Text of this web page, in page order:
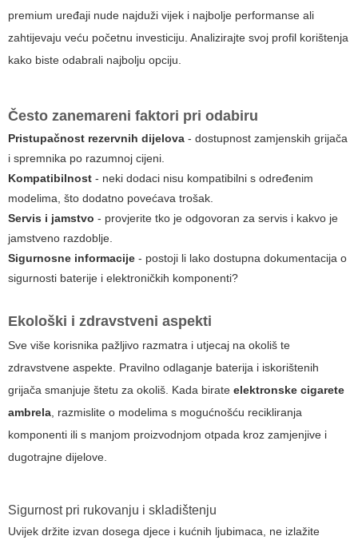
premium uređaji nude najduži vijek i najbolje performanse ali
zahtijevaju veću početnu investiciju. Analizirajte svoj profil korištenja
kako biste odabrali najbolju opciju.
Često zanemareni faktori pri odabiru
Pristupačnost rezervnih dijelova - dostupnost zamjenskih grijača
i spremnika po razumnoj cijeni.
Kompatibilnost - neki dodaci nisu kompatibilni s određenim
modelima, što dodatno povećava trošak.
Servis i jamstvo - provjerite tko je odgovoran za servis i kakvo je
jamstveno razdoblje.
Sigurnosne informacije - postoji li lako dostupna dokumentacija o
sigurnosti baterije i elektroničkih komponenti?
Ekološki i zdravstveni aspekti
Sve više korisnika pažljivo razmatra i utjecaj na okoliš te
zdravstvene aspekte. Pravilno odlaganje baterija i iskorištenih
grijača smanjuje štetu za okoliš. Kada birate elektronske cigarete
ambrela , razmislite o modelima s mogućnošću recikliranja
komponenti ili s manjom proizvodnjom otpada kroz zamjenjive i
dugotrajne dijelove.
Sigurnost pri rukovanju i skladištenju
Uvijek držite izvan dosega djece i kućnih ljubimaca, ne izlažite